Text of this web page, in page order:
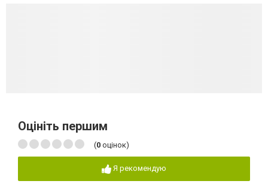
Оцініть першим
(0 оцінок)
Я рекомендую